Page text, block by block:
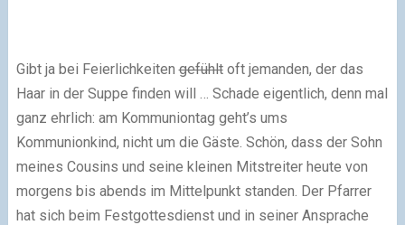
Gibt ja bei Feierlichkeitengefühltoft jemanden, der das
Haar in der Suppe finden will … Schade eigentlich, denn mal
ganz ehrlich: am Kommuniontag geht’s ums
Kommunionkind, nicht um die Gäste. Schön, dass der Sohn
meines Cousins und seine kleinen Mitstreiter heute von
morgens bis abends im Mittelpunkt standen. Der Pfarrer
hat sich beim Festgottesdienst und in seiner Ansprache